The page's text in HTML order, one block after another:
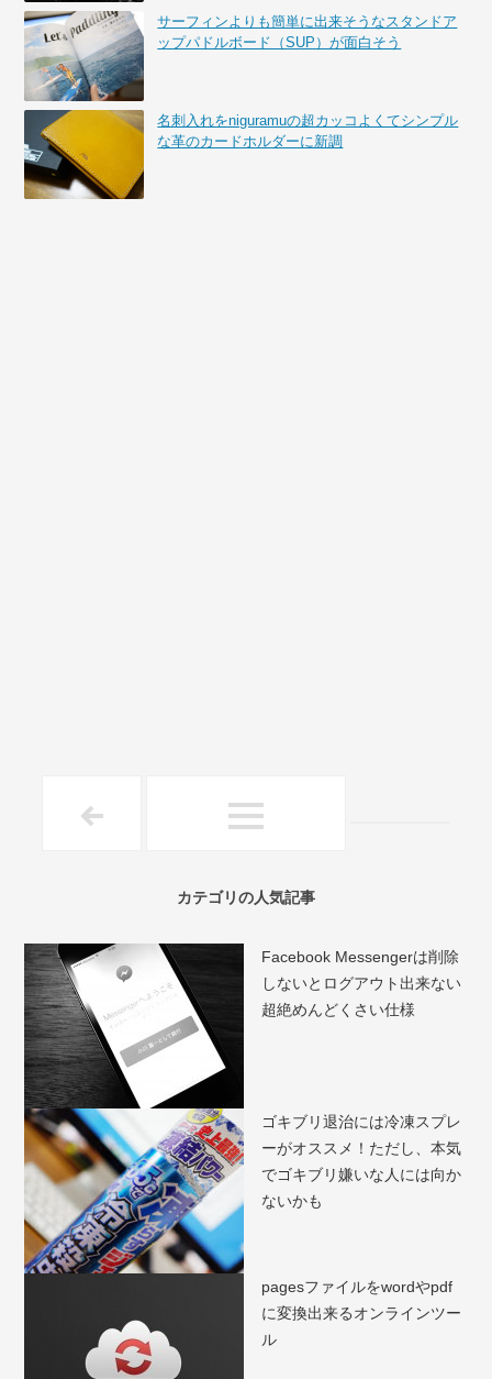
サーフィンよりも簡単に出来そうなスタンドア
ップパドルボード（SUP）が面白そう
名刺入れをniguramuの超カッコよくてシンプル
な革のカードホルダーに新調
カテゴリの人気記事
Facebook Messengerは削除
しないとログアウト出来ない
超絶めんどくさい仕様
ゴキブリ退治には冷凍スプレ
ーがオススメ！ただし、本気
でゴキブリ嫌いな人には向か
ないかも
pagesファイルをwordやpdf
に変換出来るオンラインツー
ル